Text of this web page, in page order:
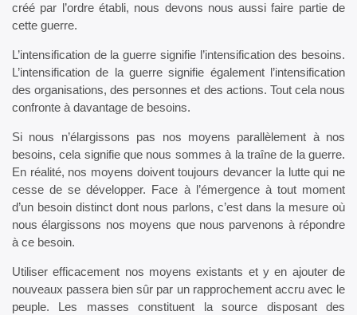
créé par l’ordre établi, nous devons nous aussi faire partie de
cette guerre.
L’intensification de la guerre signifie l’intensification des besoins.
L’intensification de la guerre signifie également l’intensification
des organisations, des personnes et des actions. Tout cela nous
confronte à davantage de besoins.
Si nous n’élargissons pas nos moyens parallèlement à nos
besoins, cela signifie que nous sommes à la traîne de la guerre.
En réalité, nos moyens doivent toujours devancer la lutte qui ne
cesse de se développer. Face à l’émergence à tout moment
d’un besoin distinct dont nous parlons, c’est dans la mesure où
nous élargissons nos moyens que nous parvenons à répondre
à ce besoin.
Utiliser efficacement nos moyens existants et y en ajouter de
nouveaux passera bien sûr par un rapprochement accru avec le
peuple. Les masses constituent la source disposant des